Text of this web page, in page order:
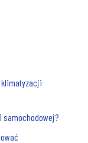
klimatyzacji
samochodowej?